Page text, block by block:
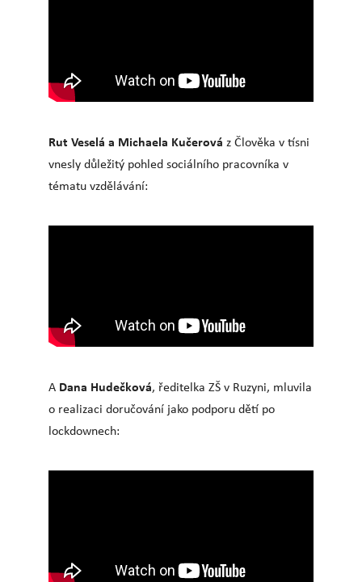
Rut Veselá a Michaela Kučerová z Člověka v tísni
vnesly důležitý pohled sociálního pracovníka v
tématu vzdělávání:
A Dana Hudečková, ředitelka ZŠ v Ruzyni, mluvila
o realizaci doručování jako podporu dětí po
lockdownech: